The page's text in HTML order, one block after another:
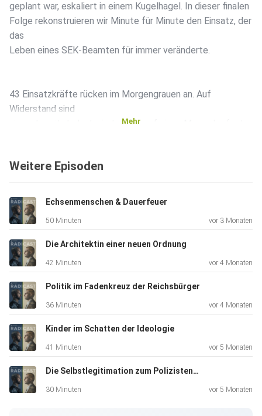
geplant war, eskaliert in einem Kugelhagel. In dieser finalen
Folge rekonstruieren wir Minute für Minute den Einsatz, der
das
Leben eines SEK-Beamten für immer veränderte.
43 Einsatzkräfte rücken im Morgengrauen an. Auf
Widerstand sind
sie vorbereitet, doch sie treffen auf einen Mann, der fest
mit Kriegswaffen zu verteidigen.
Die Fakten dieser Folge:
Der Angriff: 21 Schüsse aus einem
vollautomatischen Sturmgewehr des Typs Zastava M70
Die Rettung unter Dauerfeuer: Wie die
Mehr
Weitere Episoden
Echsenmenschen & Dauerfeuer
50 Minuten vor 3 Monaten
Die Architektin einer neuen Ordnung
42 Minuten vor 4 Monaten
Politik im Fadenkreuz der Reichsbürger
36 Minuten vor 4 Monaten
Kinder im Schatten der Ideologie
41 Minuten vor 5 Monaten
Die Selbstlegitimation zum Polizistenmord – Teil 2
30 Minuten vor 5 Monaten